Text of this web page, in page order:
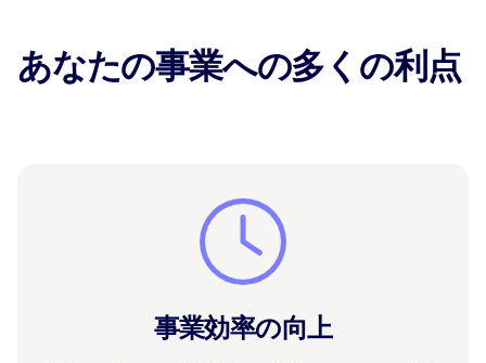
あなたの事業への多くの利点
事業効率の向上